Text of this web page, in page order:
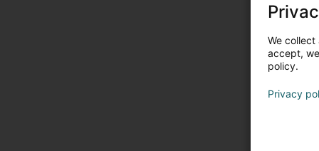
We
accept,
policy.
Privacy